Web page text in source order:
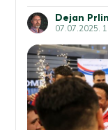
Dejan
07.07.2025.